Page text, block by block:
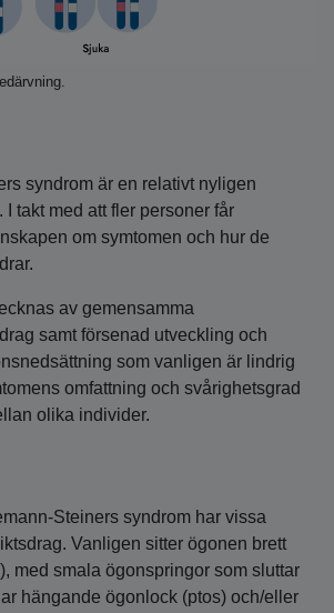
syndrom är en relativt nyligen
I takt med att fler personer får
om symtomen och hur de
av gemensamma
samt försenad utveckling och
som vanligen är lindrig
omfattning och svårighets­grad
olika individer.
syndrom har vissa
Vanligen sitter ögonen brett
med smala ögonspringor som sluttar
hängande ögonlock (ptos) och/eller